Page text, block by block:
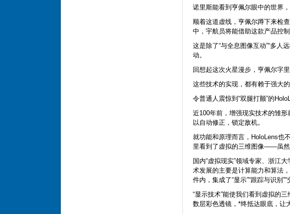
诺里斯能看到亨佩尔眼中的世界
顺着这道虚线，亨佩尔蹲下来检
中，宇航员将能借助这款产品控制
这是除了“与全息图像互动”“多人
动。
回想起这次火星漫步，亨佩尔字
这些技术的实现，都有赖于强大
令普通人震惊到“双腿打颤”的
近100年前，增强现实技术的雏
以自动修正，锁定敌机。
就功能和原理而言，HoloLens也
里看到了虚拟的三维图像——虽然
国内“虚拟现实”领域专家、浙江
术发展的主要是计算能力和算法
件内，集成了“显示”“跟踪与识别
“显示技术”能使我们看到虚拟的
数层彩色透镜，*终抵达眼底，让